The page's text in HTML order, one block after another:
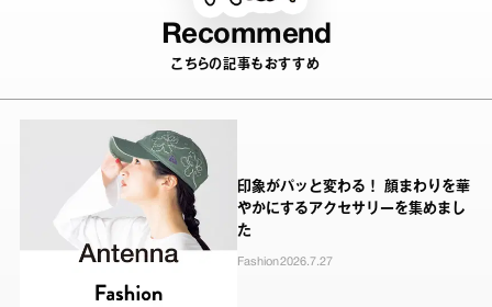
Recommend
こちらの記事もおすすめ
印象がパッと変わる！ 顔まわりを華
やかにするアクセサリーを集めまし
た
Fashion2026.7.27